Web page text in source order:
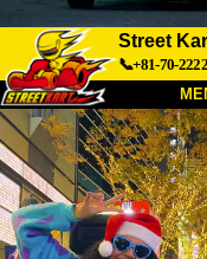
Street
📞+81-70-
Chi Siamo
Accesso